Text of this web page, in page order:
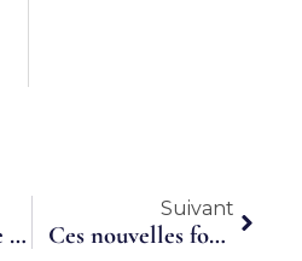
Une belle histoire de contrôle de gestion à temps partagé : Courtepaille, la « petite maison » poursuit son émancipation
Suivant
Ces nouvelles formes de travail qui révolutionnent les métiers de la finance…